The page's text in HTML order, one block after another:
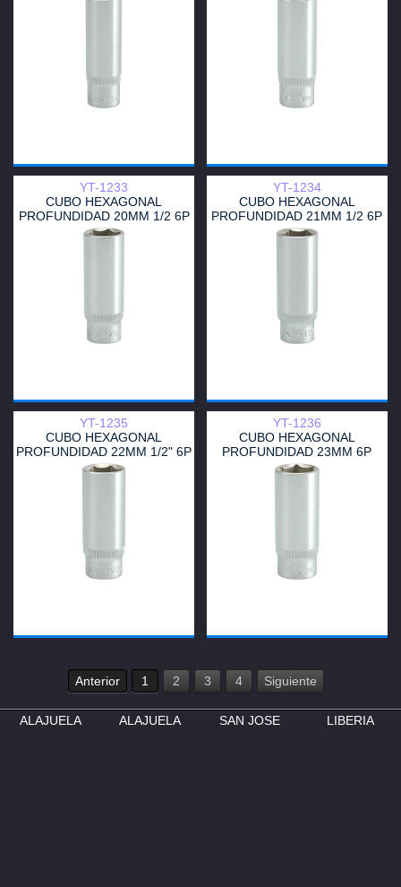
YT-1233
CUBO HEXAGONAL
PROFUNDIDAD 20MM 1/2 6P
YT-1234
CUBO HEXAGONAL
PROFUNDIDAD 21MM 1/2 6P
YT-1235
CUBO HEXAGONAL
PROFUNDIDAD 22MM 1/2" 6P
YT-1236
CUBO HEXAGONAL
PROFUNDIDAD 23MM 6P
Anterior 1 2 3 4 Siguiente
ALAJUELA ALAJUELA SAN JOSE LIBERIA